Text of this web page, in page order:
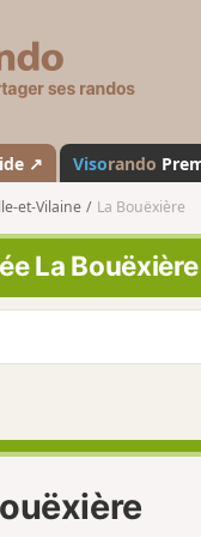
s
a
n
d
o
↗ Visorando
et-Vilaine La Bouëxière
La Bouëxière